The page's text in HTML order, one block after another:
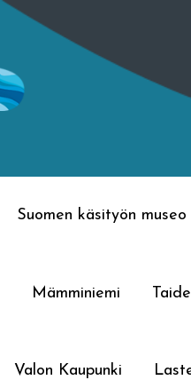
Suomen käsityön museo
Mämminiemi
Valon Kaupunki